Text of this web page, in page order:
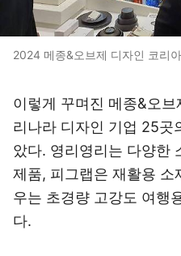
2024 메종&오브제 디자인 코리
이렇게 꾸며진 메종&오
리나라 디자인 기업 25곳
았다. 영리영리는 다양한
제품, 피그랩은 재활용 소
우는 초경량 고강도 여행
다.